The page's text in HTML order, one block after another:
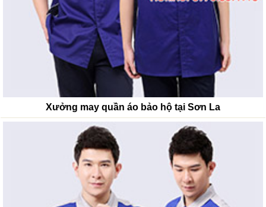
Xưởng may quần áo bảo hộ tại Sơn La